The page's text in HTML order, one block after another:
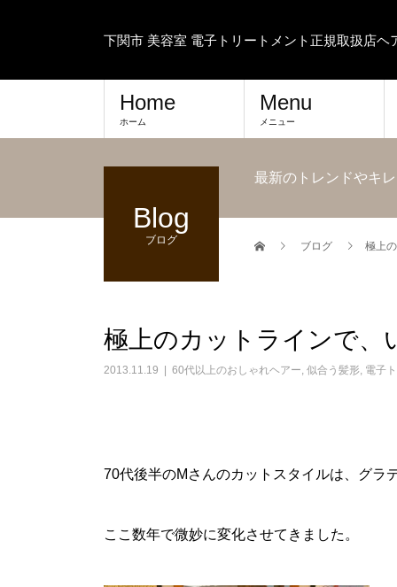
下関市 美容室 電子トリートメント正規取扱店ヘ
Home
ホーム
Menu
メニュー
Blog
ブログ
最新のトレンドやキ
ブログ 極上
極上のカットラインで、
2013.11.19 60代以上のおしゃれヘアー, 似合う髪形, 電子
70代後半のMさんのカットスタイルは、グラ
ここ数年で微妙に変化させてきました。